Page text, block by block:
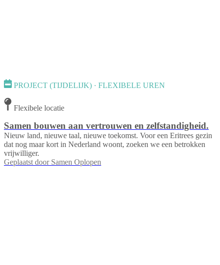
PROJECT (TIJDELIJK) · FLEXIBELE UREN
Flexibele locatie
Samen bouwen aan vertrouwen en zelfstandigheid.
Nieuw land, nieuwe taal, nieuwe toekomst. Voor een Eritrees gezin
dat nog maar kort in Nederland woont, zoeken we een betrokken
vrijwilliger.
Geplaatst door Samen Oplopen